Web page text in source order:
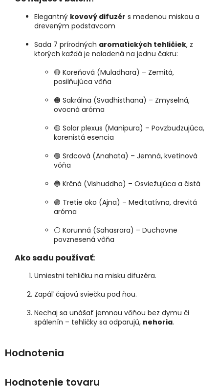
Elegantný kovový difuzér s medenou miskou a
dreveným podstavcom
Sada 7 prírodných aromatických tehličiek, z
ktorých každá je naladená na jednu čakru:
🔴 Koreňová (Muladhara) – Zemitá,
posilňujúca vôňa
🟠 Sakrálna (Svadhisthana) – Zmyselná,
ovocná aróma
🟡 Solar plexus (Manipura) – Povzbudzujúca,
korenistá esencia
🟢 Srdcová (Anahata) – Jemná, kvetinová
vôňa
🔵 Krčná (Vishuddha) – Osviežujúca a čistá
🟣 Tretie oko (Ajna) – Meditatívna, drevitá
aróma
⚪ Korunná (Sahasrara) – Duchovne
povznesená vôňa
Ako sadu používať:
Umiestni tehličku na misku difuzéra.
Zapáľ čajovú sviečku pod ňou.
Nechaj sa unášať jemnou vôňou bez dymu či
spálenín – tehličky sa odparujú, nehoria.
Hodnotenie tovaru